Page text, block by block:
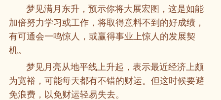
梦见满月东升，预示你将大展宏图，这是如能
加倍努力学习或工作，将取得意料不到的好成绩，
有可通会一鸣惊人，或赢得事业上惊人的发展契
机。
梦见月亮从地平线上升起，表示最近经济上颇
为宽裕，可能每天都有不错的财运。但这时候要避
免浪费，以免财运轻易失去。